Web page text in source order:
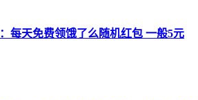
每天免费领饿了么随机红包 一般5元